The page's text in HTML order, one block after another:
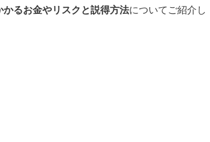
かるお金やリスクと説得方法についてご紹介し